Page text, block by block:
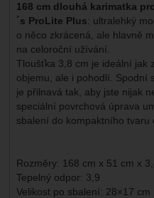
168 cm dlouhá karimatka
´s ProLite Plus: ultralehký
o něco zkrácená, ale hlavně
na celoroční užívání.
Tloušťka 3,8 cm je ideální jak
objemu, ale i pohodlí. Spodní
je přilnavá tak, aby jste nijak
speciální povrchová úprava
sbalení do kompaktního tvaru
Rozměry: 168 cm x 51 cm x
Tepelný odpor: 3,9
Velikost po sbalení: 28×17 cm